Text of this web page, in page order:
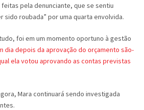
pela denunciante, que se sentiu
sido roubada” por uma quarta envolvida.
foi em um momento oportuno à gestão
dia depois da aprovação do orçamento são-
ela votou aprovando as contas previstas
Mara continuará sendo investigada